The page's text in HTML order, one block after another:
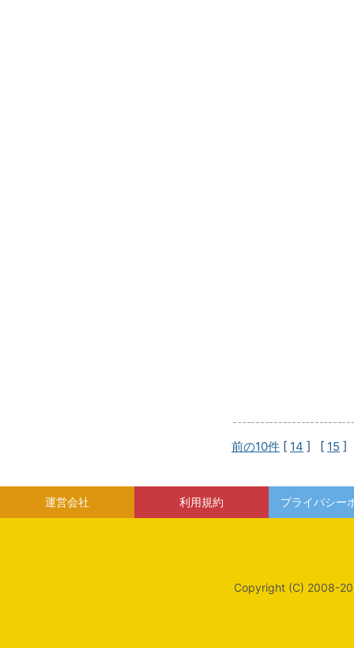
前の10件 [ 14 ] [ 15 ]
運営会社 利用規約 プライバシー
Copyright (C) 2008-